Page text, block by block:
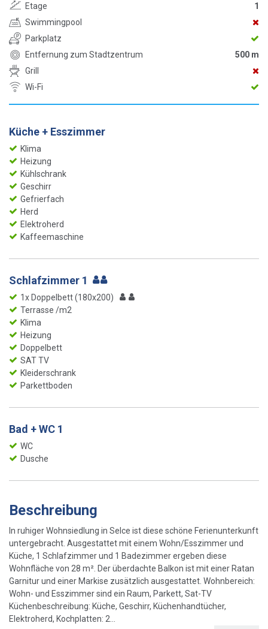
Etage
1
Swimmingpool
Parkplatz
Entfernung zum Stadtzentrum
500 m
Grill
Wi-Fi
Küche + Esszimmer
Klima
Heizung
Kühlschrank
Geschirr
Gefrierfach
Herd
Elektroherd
Kaffeemaschine
Schlafzimmer 1
1x Doppelbett (180x200)
Terrasse /m2
Klima
Heizung
Doppelbett
SAT TV
Kleiderschrank
Parkettboden
Bad + WC 1
WC
Dusche
Beschreibung
In ruhiger Wohnsiedlung in Selce ist diese schöne Ferienunterkunft
untergebracht. Ausgestattet mit einem Wohn/Esszimmer und
Küche, 1 Schlafzimmer und 1 Badezimmer ergeben diese
Wohnfläche von 28 m². Der überdachte Balkon ist mit einer Ratan
Garnitur und einer Markise zusätzlich ausgestattet. Wohnbereich:
Wohn- und Esszimmer sind ein Raum, Parkett, Sat-TV
Küchenbeschreibung: Küche, Geschirr, Küchenhandtücher,
Elektroherd, Kochplatten: 2...